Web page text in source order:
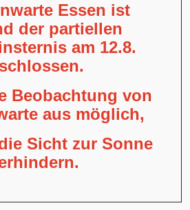
Essen ist
der partiellen
am 12.8.
Beobachtung von
aus möglich,
Sicht zur Sonne